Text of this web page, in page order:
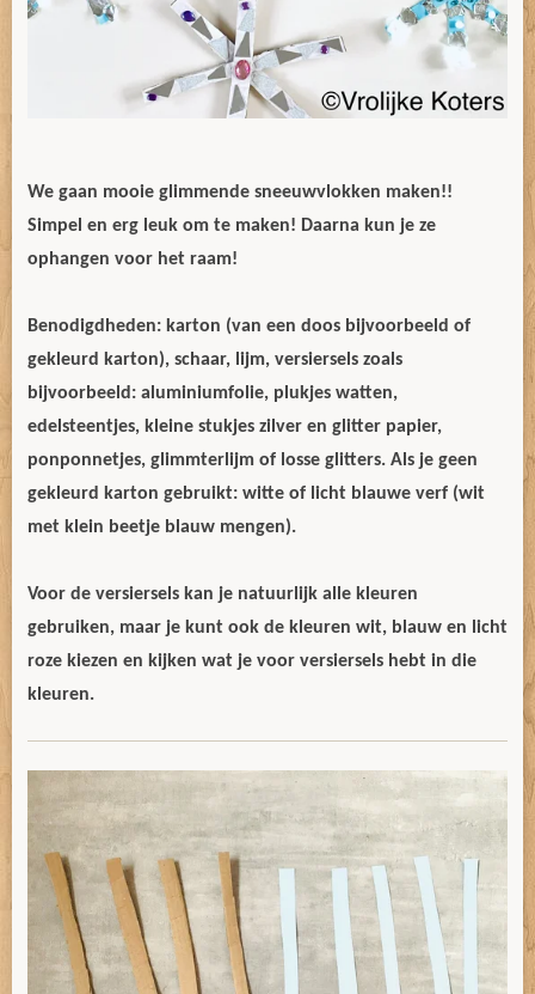
We gaan mooie glimmende sneeuwvlokken maken!!
Simpel en erg leuk om te maken! Daarna kun je ze
ophangen voor het raam!
Benodigdheden: karton (van een doos bijvoorbeeld of
gekleurd karton), schaar, lijm, versiersels zoals
bijvoorbeeld: aluminiumfolie, plukjes watten,
edelsteentjes, kleine stukjes zilver en glitter papier,
ponponnetjes, glimmterlijm of losse glitters. Als je geen
gekleurd karton gebruikt: witte of licht blauwe verf (wit
met klein beetje blauw mengen).
Voor de versiersels kan je natuurlijk alle kleuren
gebruiken, maar je kunt ook de kleuren wit, blauw en licht
roze kiezen en kijken wat je voor versiersels hebt in die
kleuren.